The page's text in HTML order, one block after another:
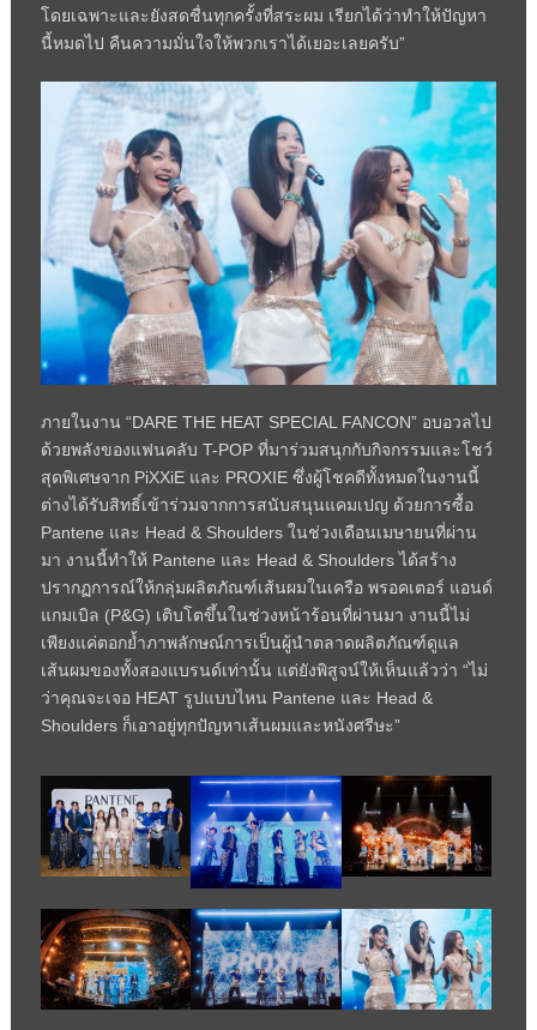
โดยเฉพาะและยังสดชื่นทุกครั้งที่สระผม เรียกได้ว่าทำให้ปัญหา
นี้หมดไป คืนความมั่นใจให้พวกเราได้เยอะเลยครับ”
ภายในงาน “DARE THE HEAT SPECIAL FANCON” อบอวลไป
ด้วยพลังของแฟนคลับ T-POP ที่มาร่วมสนุกกับกิจกรรมและโชว์
สุดพิเศษจาก PiXXiE และ PROXIE ซึ่งผู้โชคดีทั้งหมดในงานนี้
ต่างได้รับสิทธิ์เข้าร่วมจากการสนับสนุนแคมเปญ ด้วยการซื้อ
Pantene และ Head & Shoulders ในช่วงเดือนเมษายนที่ผ่าน
มา งานนี้ทำให้ Pantene และ Head & Shoulders ได้สร้าง
ปรากฏการณ์ให้กลุ่มผลิตภัณฑ์เส้นผมในเครือ พรอคเตอร์ แอนด์
แกมเบิล (P&G) เติบโตขึ้นในช่วงหน้าร้อนที่ผ่านมา งานนี้ไม่
เพียงแค่ตอกย้ำภาพลักษณ์การเป็นผู้นำตลาดผลิตภัณฑ์ดูแล
เส้นผมของทั้งสองแบรนด์เท่านั้น แต่ยังพิสูจน์ให้เห็นแล้วว่า “ไม่
ว่าคุณจะเจอ HEAT รูปแบบไหน Pantene และ Head &
Shoulders ก็เอาอยู่ทุกปัญหาเส้นผมและหนังศรีษะ”